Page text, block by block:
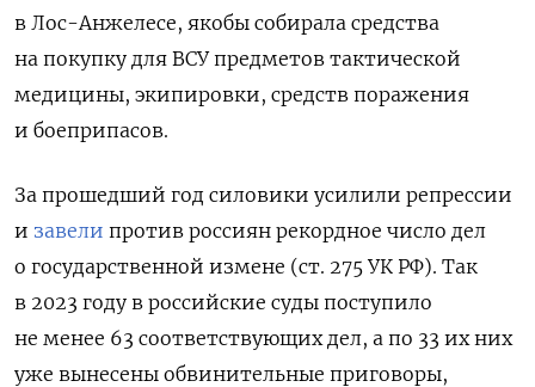
в Лос-Анжелесе, якобы собирала средства
на покупку для ВСУ предметов тактической
медицины, экипировки, средств поражения
и боеприпасов.
За прошедший год силовики усилили репрессии
и завели против россиян рекордное число дел
о государственной измене (ст. 275 УК РФ). Так
в 2023 году в российские суды поступило
не менее 63 соответствующих дел, а по 33 их них
уже вынесены обвинительные приговоры,